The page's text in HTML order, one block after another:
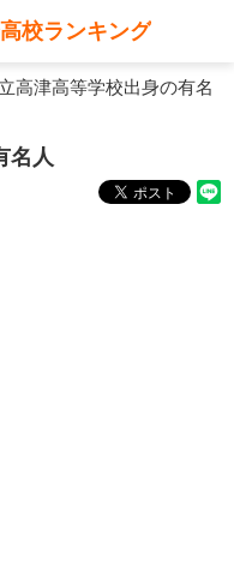
校ランキング
高津高等学校出身の有名
名人